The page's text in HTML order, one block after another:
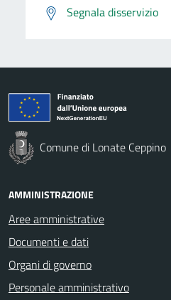
Segnala disservizio
Comune di Lonate Ceppino
AMMINISTRAZIONE
Aree amministrative
Documenti e dati
Organi di governo
Personale amministrativo